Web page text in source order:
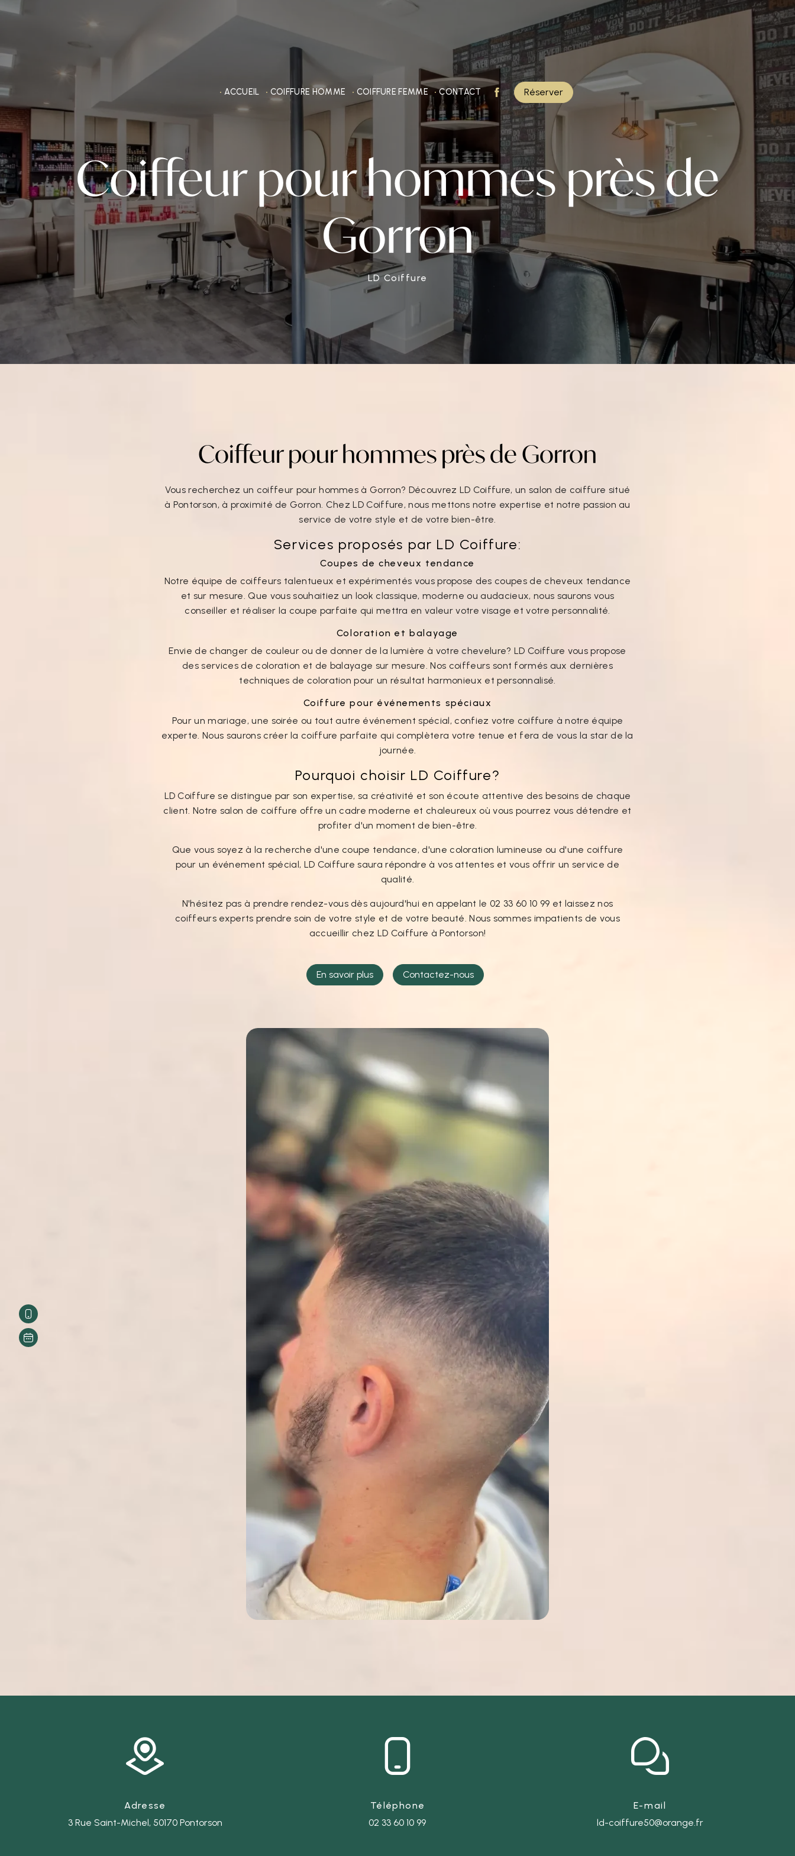
ACCUEIL COIFFURE HOMME COIFFURE FEMME CONTACT Réserver
Coiffeur pour hommes près de
Gorron
LD Coiffure
Coiffeur pour hommes près de Gorron
Vous recherchez un coiffeur pour hommes à Gorron? Découvrez LD Coiffure, un salon de coiffure situé
à Pontorson, à proximité de Gorron. Chez LD Coiffure, nous mettons notre expertise et notre passion au
service de votre style et de votre bien-être.
Services proposés par LD Coiffure:
Coupes de cheveux tendance
Notre équipe de coiffeurs talentueux et expérimentés vous propose des coupes de cheveux tendance
et sur mesure. Que vous souhaitiez un look classique, moderne ou audacieux, nous saurons vous
conseiller et réaliser la coupe parfaite qui mettra en valeur votre visage et votre personnalité.
Coloration et balayage
Envie de changer de couleur ou de donner de la lumière à votre chevelure? LD Coiffure vous propose
des services de coloration et de balayage sur mesure. Nos coiffeurs sont formés aux dernières
techniques de coloration pour un résultat harmonieux et personnalisé.
Coiffure pour événements spéciaux
Pour un mariage, une soirée ou tout autre événement spécial, confiez votre coiffure à notre équipe
experte. Nous saurons créer la coiffure parfaite qui complètera votre tenue et fera de vous la star de la
journée.
Pourquoi choisir LD Coiffure?
LD Coiffure se distingue par son expertise, sa créativité et son écoute attentive des besoins de chaque
client. Notre salon de coiffure offre un cadre moderne et chaleureux où vous pourrez vous détendre et
profiter d'un moment de bien-être.
Que vous soyez à la recherche d'une coupe tendance, d'une coloration lumineuse ou d'une coiffure
pour un événement spécial, LD Coiffure saura répondre à vos attentes et vous offrir un service de
qualité.
N'hésitez pas à prendre rendez-vous dès aujourd'hui en appelant le 02 33 60 10 99 et laissez nos
coiffeurs experts prendre soin de votre style et de votre beauté. Nous sommes impatients de vous
accueillir chez LD Coiffure à Pontorson!
En savoir plus Contactez-nous
Adresse
3 Rue Saint-Michel, 50170 Pontorson
Téléphone
02 33 60 10 99
E-mail
ld-coiffure50@orange.fr